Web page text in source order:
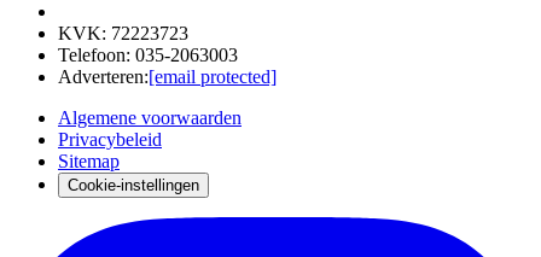
KVK: 72223723
Telefoon: 035-2063003
Adverteren:[email protected]
Algemene voorwaarden
Privacybeleid
Sitemap
Cookie-instellingen